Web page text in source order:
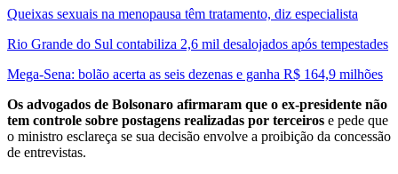
Queixas sexuais na menopausa têm tratamento, diz especialista
Rio Grande do Sul contabiliza 2,6 mil desalojados após tempestades
Mega-Sena: bolão acerta as seis dezenas e ganha R$ 164,9 milhões
Os advogados de Bolsonaro afirmaram que o ex-presidente não
tem controle sobre postagens realizadas por terceiros e pede que
o ministro esclareça se sua decisão envolve a proibição da concessão
de entrevistas.